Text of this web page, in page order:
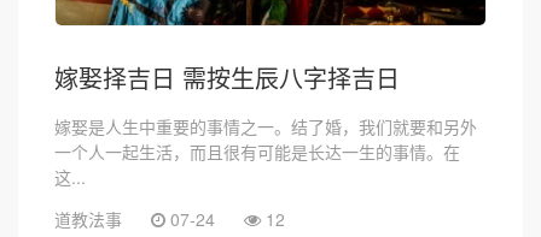
嫁娶择吉日 需按生辰八字择吉日
嫁娶是人生中重要的事情之一。结了婚，我们就要和另外
一个人一起生活，而且很有可能是长达一生的事情。在
这...
道教法事
07-24 12